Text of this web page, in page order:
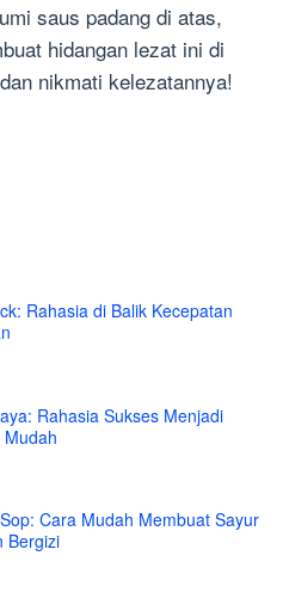
saus padang di atas,
hidangan lezat ini di
nikmati kelezatannya!
Rahasia di Balik Kecepatan
Rahasia Sukses Menjadi
Cara Mudah Membuat Sayur
Bergizi